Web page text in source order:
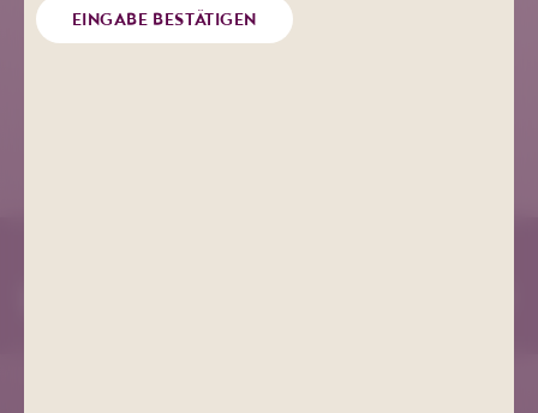
Richard-Friedrich-Straße 7
EINGABE BESTÄTIGEN